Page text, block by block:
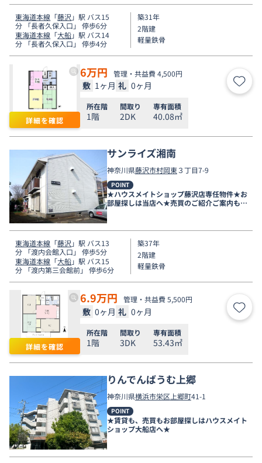
東海道本線 「藤沢 」駅 バス15
分 「長者久保入口」 停歩6分
東海道本線 「大船」駅 バス14
分 「長者久保入口」 停歩4分
築31年
2階建
軽量鉄骨
詳細を確認
6万円 管理・共益費 4,500円
敷 1ヶ月 礼 0ヶ月 お気
所在階
1階
間取り
2DK
専有面積
40.08㎡
サンライズ湘南
神奈川県藤沢市村岡東３丁目7-9
POINT
★ハウスメイトショップ藤沢店専任物件★お
部屋探しは当店へ★売買のご紹介ご案内も可
能です★
東海道本線 「藤沢 」駅 バス13
分 「渡内会館入口」 停歩5分
東海道本線 「大船」駅 バス15
分 「渡内第三会館前」 停歩6分
築37年
2階建
軽量鉄骨
詳細を確認
6.9万円 管理・共益費 5,500円
敷 0ヶ月 礼 0ヶ月 お気
所在階
1階
間取り
3DK
専有面積
53.43㎡
りんでんばうむ上郷
神奈川県横浜市栄区 上郷町41-1
POINT
★賃貸も、売買もお部屋探しはハウスメイト
ショップ大船店へ★